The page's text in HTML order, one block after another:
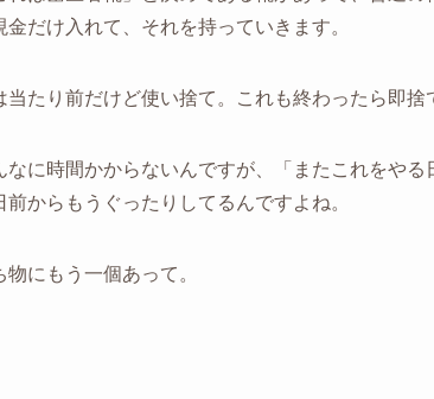
金だけ入れて、それを持っていきます。
当たり前だけど使い捨て。これも終わったら即捨
なに時間かからないんですが、「またこれをや
前からもうぐったりしてるんですよね。
にもう一個あって。